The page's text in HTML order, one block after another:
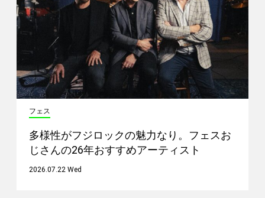
フェス
多様性がフジロックの魅力なり。フェスお
じさんの26年おすすめアーティスト
2026.07.22 Wed